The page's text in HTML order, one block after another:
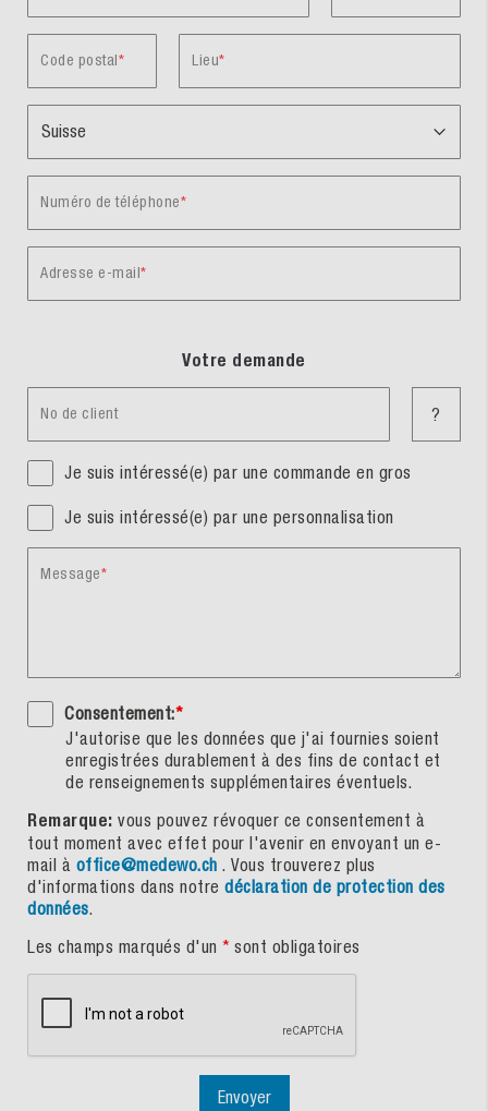
Code postal Lieu
Numéro de téléphone
Adresse e-mail
Votre demande
No de client ?
Je suis intéressé(e) par une commande en gros
Je suis intéressé(e) par une personnalisation
Message
Consentement:*
J'autorise que les données que j'ai fournies soient
enregistrées durablement à des fins de contact et
de renseignements supplémentaires éventuels.
Remarque: vous pouvez révoquer ce consentement à
tout moment avec effet pour l'avenir en envoyant un e-
mail à office@medewo.ch . Vous trouverez plus
d'informations dans notre déclaration de protection des
données.
Les champs marqués d'un * sont obligatoires
Envoyer